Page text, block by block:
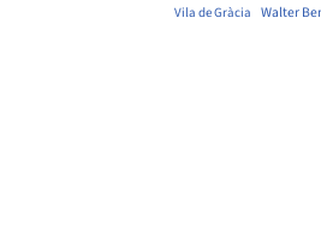
Vila de Gràcia Walter